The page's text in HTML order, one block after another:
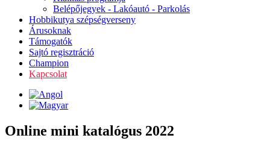
Belépőjegyek - Lakóautó - Parkolás
Hobbikutya szépségverseny
Árusoknak
Támogatók
Sajtó regisztráció
Champion
Kapcsolat
Online mini katalógus 2022